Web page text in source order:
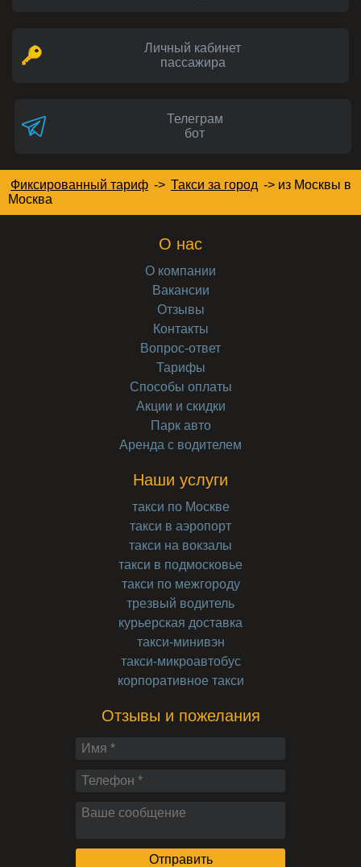
Личный кабинет
пассажира
Телеграм
бот
Фиксированный тариф -> Такси за город -> из Москвы в
Москва
О нас
О компании
Вакансии
Отзывы
Контакты
Вопрос-ответ
Тарифы
Способы оплаты
Акции и скидки
Парк авто
Аренда с водителем
Наши услуги
такси по Москве
такси в аэропорт
такси на вокзалы
такси в подмосковье
такси по межгороду
трезвый водитель
курьерская доставка
такси-минивэн
такси-микроавтобус
корпоративное такси
Отзывы и пожелания